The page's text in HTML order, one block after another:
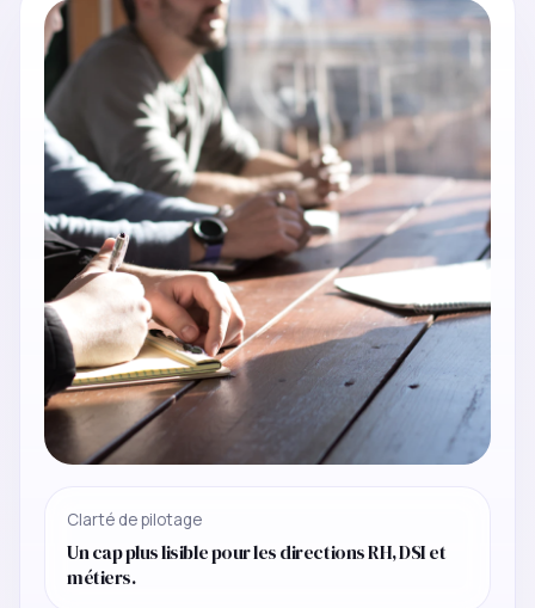
Clarté de pilotage
Un cap plus lisible pour les directions RH, DSI et
métiers.